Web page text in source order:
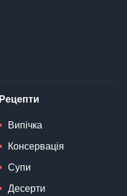
Рецепти
Випічка
Консервація
Супи
Десерти